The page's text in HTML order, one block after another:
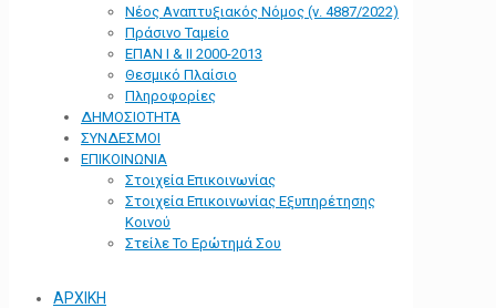
Νέος Αναπτυξιακός Νόμος (ν. 4887/2022)
Πράσινο Ταμείο
ΕΠΑΝ Ι & ΙΙ 2000-2013
Θεσμικό Πλαίσιο
Πληροφορίες
ΔΗΜΟΣΙΟΤΗΤΑ
ΣΥΝΔΕΣΜΟΙ
ΕΠΙΚΟΙΝΩΝΙΑ
Στοιχεία Επικοινωνίας
Στοιχεία Επικοινωνίας Εξυπηρέτησης
Κοινού
Στείλε Το Ερώτημά Σου
ΑΡΧΙΚΗ